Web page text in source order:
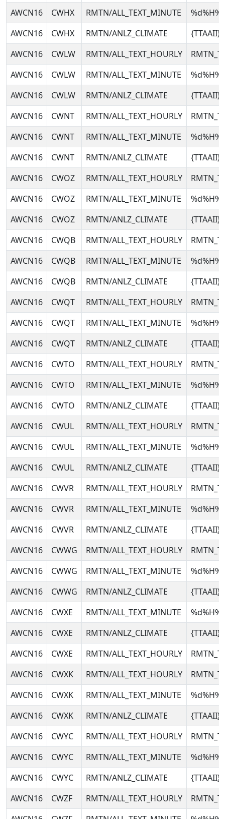
AWCN16
CWHX RMTN/ALL_TEXT_MINUTE
AWCN16
CWHX RMTN/ANLZ_CLIMATE
AWCN16
CWLW RMTN/ALL_TEXT_HOURLY
AWCN16
CWLW RMTN/ALL_TEXT_MINUTE
AWCN16
CWLW RMTN/ANLZ_CLIMATE
AWCN16
CWNT RMTN/ALL_TEXT_HOURLY
AWCN16
CWNT RMTN/ALL_TEXT_MINUTE
AWCN16
CWNT RMTN/ANLZ_CLIMATE
AWCN16
CWOZ RMTN/ALL_TEXT_HOURLY
AWCN16
CWOZ RMTN/ALL_TEXT_MINUTE
AWCN16
CWOZ RMTN/ANLZ_CLIMATE
AWCN16
CWQB RMTN/ALL_TEXT_HOURLY
AWCN16
CWQB RMTN/ALL_TEXT_MINUTE
AWCN16
CWQB RMTN/ANLZ_CLIMATE
AWCN16
CWQT RMTN/ALL_TEXT_HOURLY
AWCN16
CWQT RMTN/ALL_TEXT_MINUTE
AWCN16
CWQT RMTN/ANLZ_CLIMATE
AWCN16
CWTO RMTN/ALL_TEXT_HOURLY
AWCN16
CWTO RMTN/ALL_TEXT_MINUTE
AWCN16
CWTO RMTN/ANLZ_CLIMATE
AWCN16
CWUL RMTN/ALL_TEXT_HOURLY
AWCN16
CWUL RMTN/ALL_TEXT_MINUTE
AWCN16
CWUL RMTN/ANLZ_CLIMATE
AWCN16
CWVR RMTN/ALL_TEXT_HOURLY
AWCN16
CWVR RMTN/ALL_TEXT_MINUTE
AWCN16
CWVR RMTN/ANLZ_CLIMATE
AWCN16
CWWG RMTN/ALL_TEXT_HOURLY
AWCN16
CWWG RMTN/ALL_TEXT_MINUTE
AWCN16
CWWG RMTN/ANLZ_CLIMATE
AWCN16
CWXE RMTN/ALL_TEXT_MINUTE
AWCN16
CWXE RMTN/ANLZ_CLIMATE
AWCN16
CWXE RMTN/ALL_TEXT_HOURLY
AWCN16
CWXK RMTN/ALL_TEXT_HOURLY
AWCN16
CWXK RMTN/ALL_TEXT_MINUTE
AWCN16
CWXK RMTN/ANLZ_CLIMATE
AWCN16
CWYC RMTN/ALL_TEXT_HOURLY
AWCN16
CWYC RMTN/ALL_TEXT_MINUTE
AWCN16
CWYC RMTN/ANLZ_CLIMATE
AWCN16
CWZF RMTN/ALL_TEXT_HOURLY